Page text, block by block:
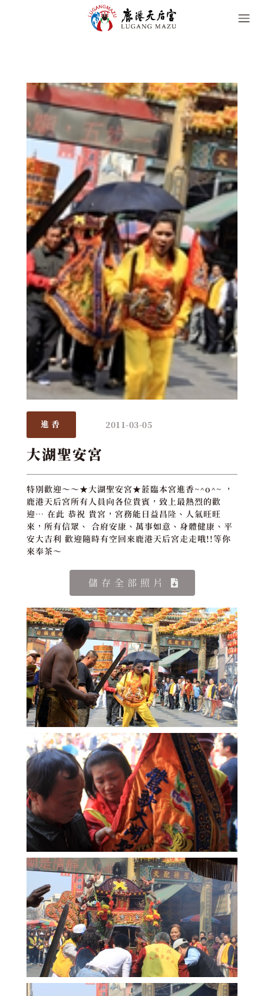
進香 2011-03-05
大湖聖安宮
特別歡迎～～★大湖聖安宮★蒞臨本宮進香~^o^~ ，
鹿港天后宮所有人員向各位貴賓，致上最熱烈的歡
迎… 在此 恭祝 貴宮，宮務能日益昌隆、人氣旺旺
來，所有信眾、 合府安康、萬事如意、身體健康、平
安大吉利 歡迎隨時有空回來鹿港天后宮走走哦!!等你
來奉茶～
儲存全部照片